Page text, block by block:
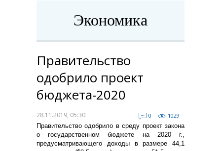
Экономика
Правительство
одобрило проект
бюджета-2020
28.11.2019, 05:30 0
1029
Правительство одобрило в среду проект закона
о государственном бюджете на 2020 г.,
предусматривающего доходы в размере 44,1